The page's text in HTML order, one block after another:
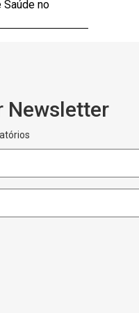
Saúde no
Newsletter